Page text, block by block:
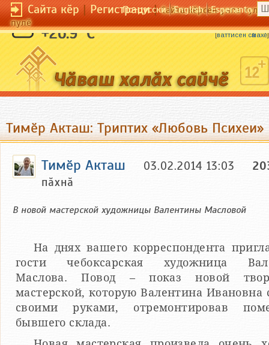
Сайта кӗр|Регистраци|Сайта кӗрсен унпа
пулӗ
По-русски English Esperanto
+26.9 °C Ватти ҫук та — латти ҫук.
[ваттисен сӑмахӗ]
Тимӗр Акташ: Триптих «Любовь Психеи»
Тимӗр Акташ 03.02.2014 13:03
пӑхнӑ
В новой мастерской художницы Валентины Масловой
На днях вашего корреспондента
гости чебоксарская художница
Маслова. Повод – показ новой
мастерской, которую Валентина Ивановна
своими руками, отремонтировав
бывшего склада.